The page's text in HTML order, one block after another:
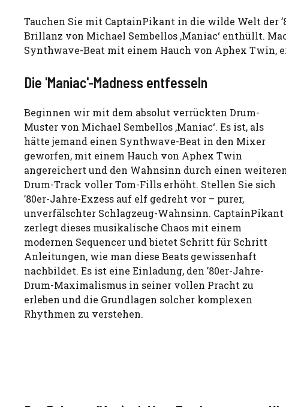
Tauchen Sie mit CaptainPikant in die wilde Welt der
Brillanz von Michael Sembellos ‚Maniac‘ enthüllt.
Synthwave-Beat mit einem Hauch von Aphex Twin,
Die 'Maniac'-Madness entfesseln
Beginnen wir mit dem absolut verrückten Drum-
Muster von Michael Sembellos ‚Maniac‘. Es ist, als
hätte jemand einen Synthwave-Beat in den Mixer
geworfen, mit einem Hauch von Aphex Twin
angereichert und den Wahnsinn durch einen
Drum-Track voller Tom-Fills erhöht. Stellen Sie sich
’80er-Jahre-Exzess auf elf gedreht vor – purer,
unverfälschter Schlagzeug-Wahnsinn. CaptainPikant
zerlegt dieses musikalische Chaos mit einem
modernen Sequencer und bietet Schritt für Schritt
Anleitungen, wie man diese Beats gewissenhaft
nachbildet. Es ist eine Einladung, den ’80er-Jahre-
Drum-Maximalismus in seiner vollen Pracht zu
erleben und die Grundlagen solcher komplexen
Rhythmen zu verstehen.